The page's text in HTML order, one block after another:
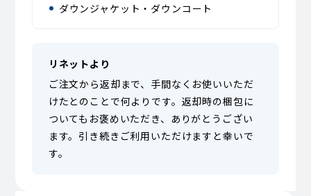
ダウンジャケット・ダウンコート
リネットより
ご注文から返却まで、手間なくお使いいただ
けたとのことで何よりです。返却時の梱包に
ついてもお褒めいただき、ありがとうござい
ます。引き続きご利用いただけますと幸いで
す。